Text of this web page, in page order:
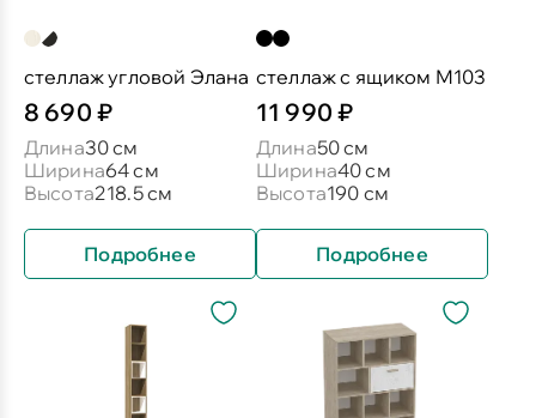
стеллаж угловой Элана
8 690 ₽
Длина30 см
Ширина64 см
Высота218.5 см
Подробнее
стеллаж с ящиком М103
11 990 ₽
Длина50 см
Ширина40 см
Высота190 см
Подробнее